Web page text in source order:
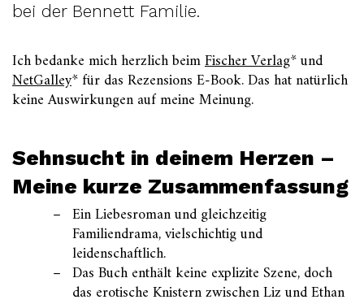
bei der Bennett Familie.
Ich bedanke mich herzlich beimFischer Verlag* und
NetGalley* für das Rezensions E-Book. Das hat natürlich
keine Auswirkungen auf meine Meinung.
Sehnsucht in deinem Herzen –
Meine kurze Zusammenfassung
Ein Liebesroman und gleichzeitig
Familiendrama, vielschichtig und
leidenschaftlich.
Das Buch enthält keine explizite Szene, doch
das erotische Knistern zwischen Liz und Ethan